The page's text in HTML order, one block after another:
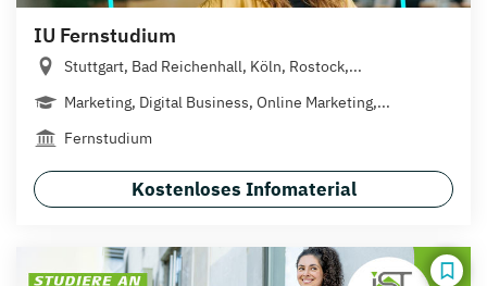
IU Fernstudium
Stuttgart, Bad Reichenhall, Köln, Rostock,...
Marketing, Digital Business, Online Marketing,...
Fernstudium
Kostenloses Infomaterial